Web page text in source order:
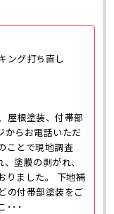
ング打ち直し
屋根塗装、付帯部
らお電話いただ
ことで現地調査
塗膜の剥がれ、
りました。 下地補
の付帯部塗装をご
･･･